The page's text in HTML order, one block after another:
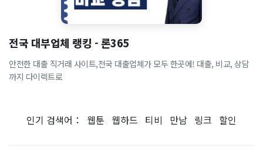
전국 대부업체 랭킹 - 론365
안전한 대출 직거래 사이트,전국 대출업체가 모두 한곳에! 대출, 비교, 상담
까지 다이렉트로
인기 검색어： 웹툰 웹하드 티비 만남 링크 할인